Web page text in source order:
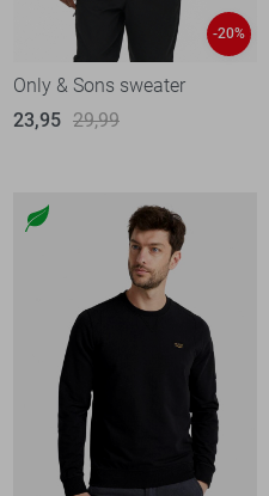
-20%
Only & Sons sweater
23,95 29,99